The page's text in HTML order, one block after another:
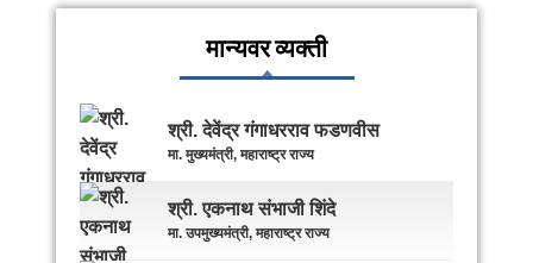
मान्यवर व्यक्ती
श्री. देवेंद्र गंगाधरराव फडणवीस
मा. मुख्यमंत्री, महाराष्ट्र राज्य
श्री. एकनाथ संभाजी शिंदे
मा. उपमुख्यमंत्री, महाराष्ट्र राज्य